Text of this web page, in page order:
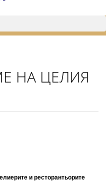
НА ЦЕЛИЯ
и ресторантьорите